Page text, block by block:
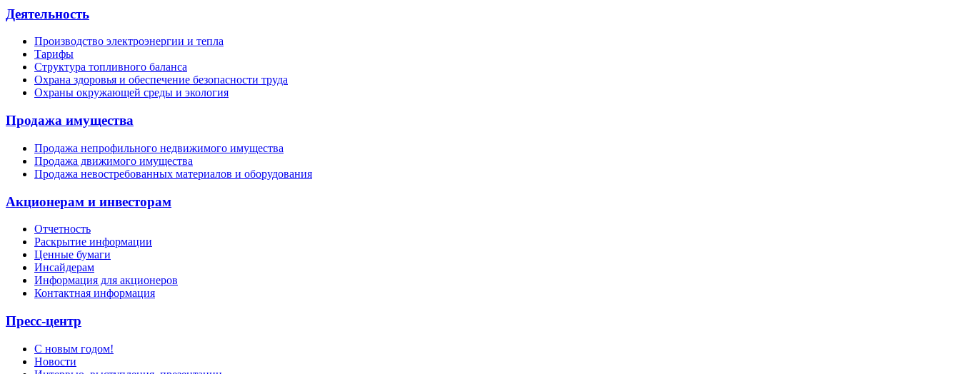
Деятельность
Производство электроэнергии и тепла
Тарифы
Структура топливного баланса
Охрана здоровья и обеспечение безопасности труда
Охраны окружающей среды и экология
Продажа имущества
Продажа непрофильного недвижимого имущества
Продажа движимого имущества
Продажа невостребованных материалов и оборудования
Акционерам и инвесторам
Отчетность
Раскрытие информации
Ценные бумаги
Инсайдерам
Информация для акционеров
Контактная информация
Пресс-центр
С новым годом!
Новости